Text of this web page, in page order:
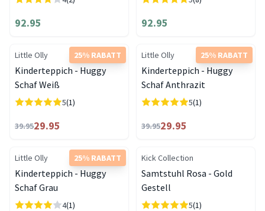
92.95 92.95
25% RABATT
Little Olly
Kinderteppich - Huggy
Schaf Weiß
5(1)
39.9529.95
25% RABATT
Little Olly
Kinderteppich - Huggy
Schaf Anthrazit
5(1)
39.9529.95
25% RABATT
Little Olly
Kinderteppich - Huggy
Schaf Grau
4(1)
Kick Collection
Samtstuhl Rosa - Gold
Gestell
5(1)